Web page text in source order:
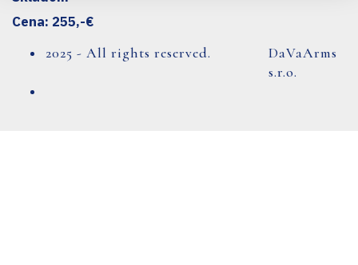
Cena: 255,-€
2025 - All rights reserved.
DaVaArms
s.r.o.